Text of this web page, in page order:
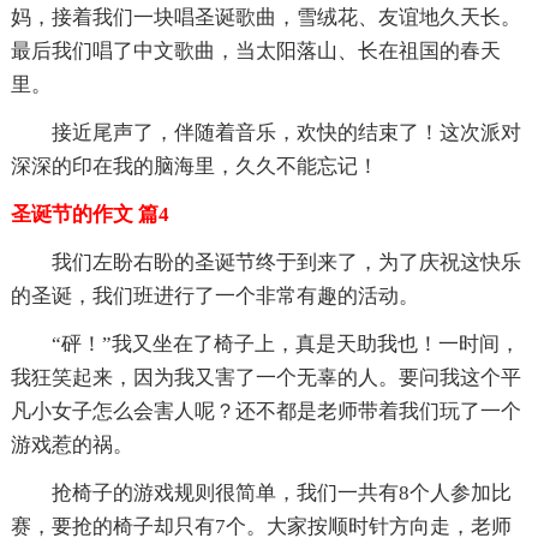
妈，接着我们一块唱圣诞歌曲，雪绒花、友谊地久天长。
最后我们唱了中文歌曲，当太阳落山、长在祖国的春天
里。
接近尾声了，伴随着音乐，欢快的结束了！这次派对
深深的印在我的脑海里，久久不能忘记！
圣诞节的作文 篇4
我们左盼右盼的圣诞节终于到来了，为了庆祝这快乐
的圣诞，我们班进行了一个非常有趣的活动。
“砰！”我又坐在了椅子上，真是天助我也！一时间，
我狂笑起来，因为我又害了一个无辜的人。要问我这个平
凡小女子怎么会害人呢？还不都是老师带着我们玩了一个
游戏惹的祸。
抢椅子的游戏规则很简单，我们一共有8个人参加比
赛，要抢的椅子却只有7个。大家按顺时针方向走，老师